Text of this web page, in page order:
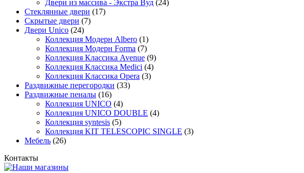
Двери из массива - Экстра Вуд (24)
Стеклянные двери (17)
Скрытые двери (7)
Двери Unico (24)
Коллекция Модерн Albero (1)
Коллекция Модерн Forma (7)
Коллекция Классика Avenue (9)
Коллекция Классика Medici (4)
Коллекция Классика Opera (3)
Раздвижные перегородки (33)
Раздвижные пеналы (16)
Коллекция UNICO (4)
Коллекция UNICO DOUBLE (4)
Коллекция syntesis (5)
Коллекция KIT TELESCOPIC SINGLE (3)
Мебель (26)
Контакты